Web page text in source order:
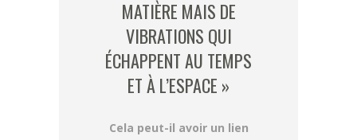
MATIÈRE MAIS DE
VIBRATIONS QUI
ÉCHAPPENT AU TEMPS
ET À L’ESPACE »
Cela peut-il avoir un lien